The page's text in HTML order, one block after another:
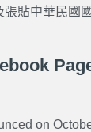
貼中華民國
on